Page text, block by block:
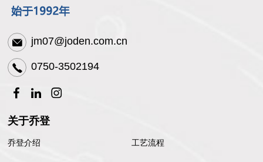
jm07@joden.com.cn
0750-3502194
关于乔登
乔登介绍 工艺流程